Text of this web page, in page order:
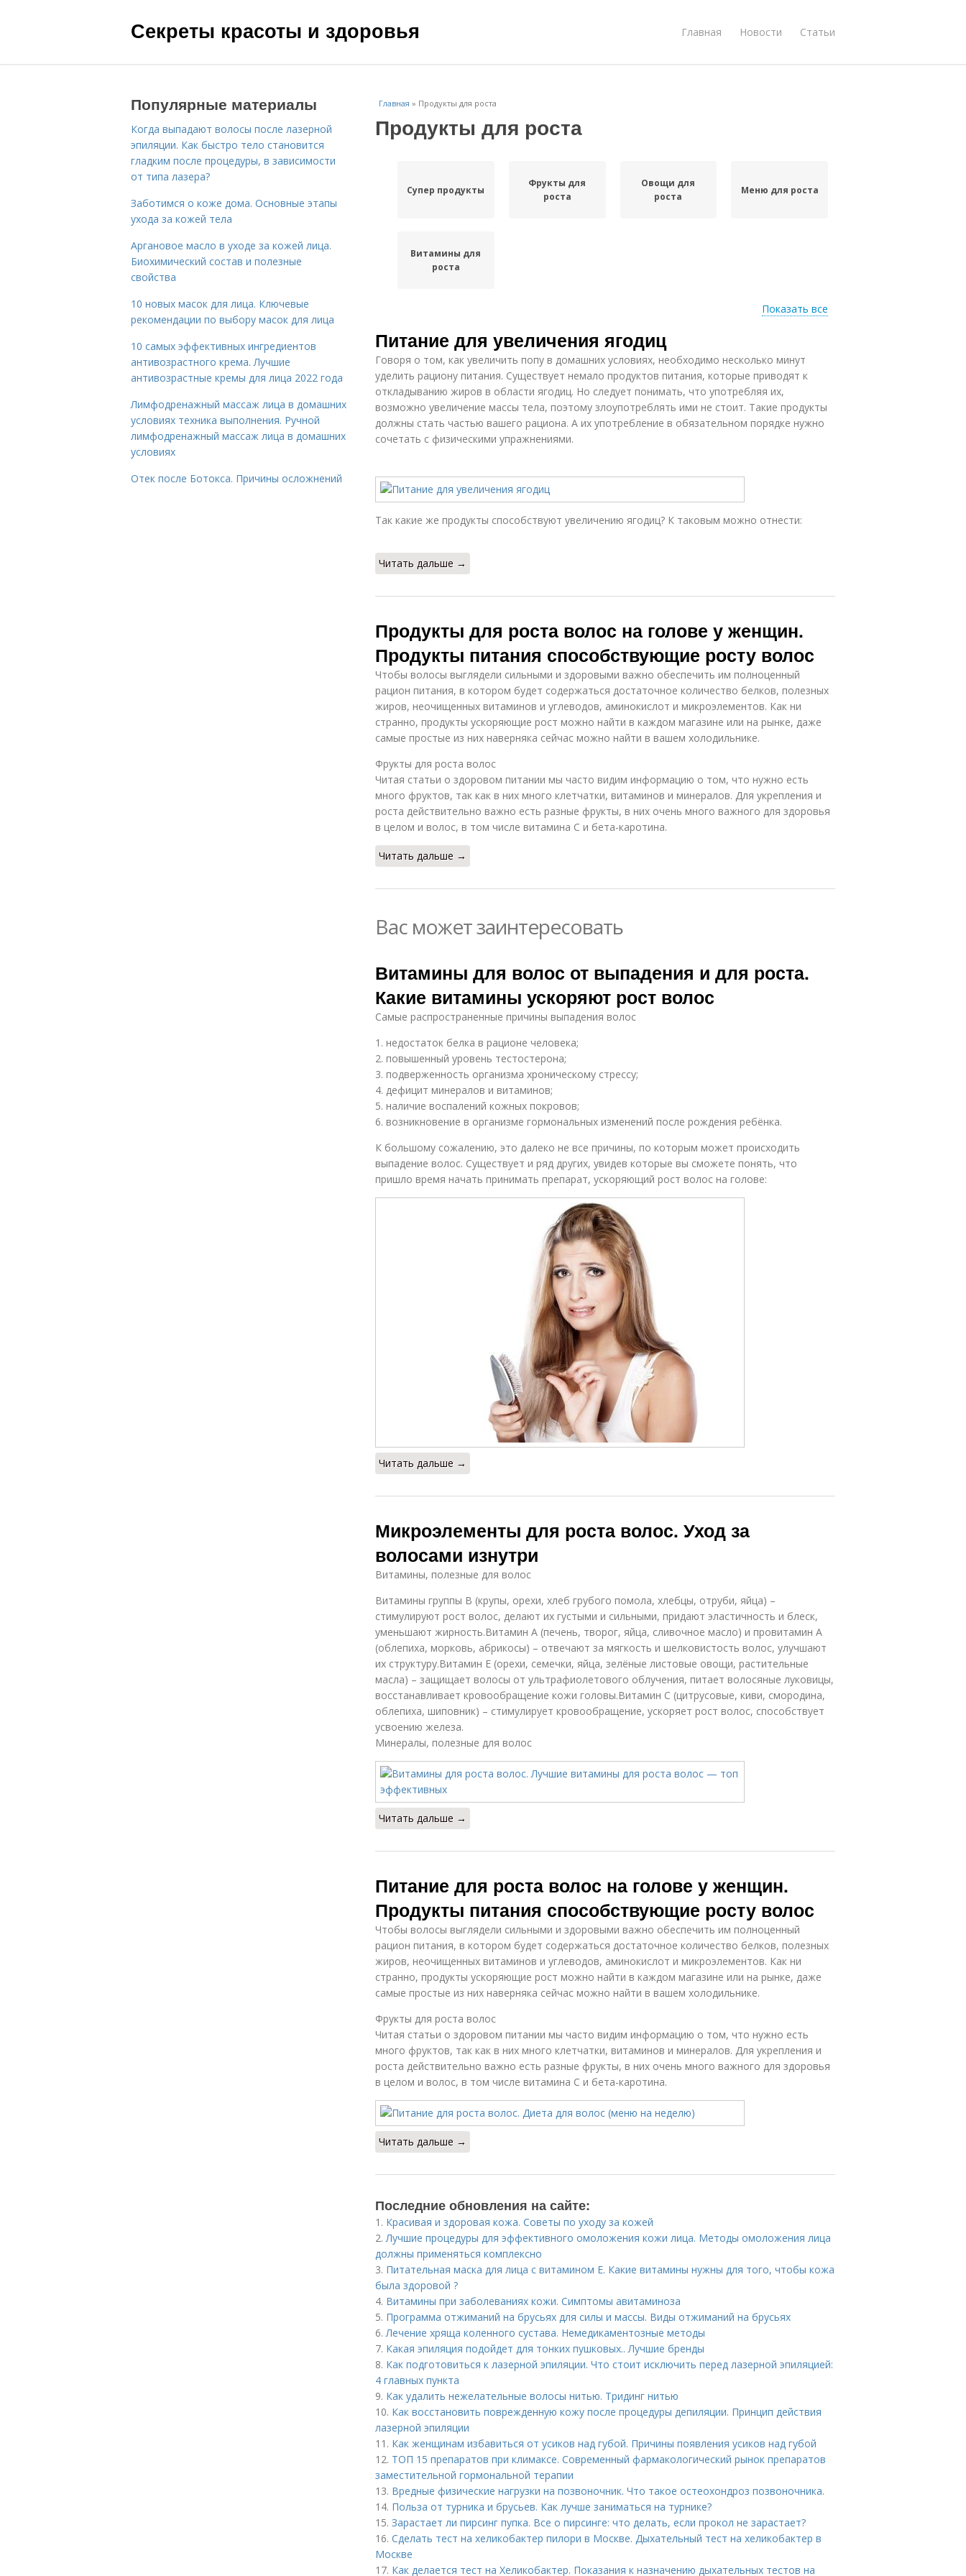
Секреты красоты и здоровья Главная Новости Статьи
Главная » Продукты для роста
Продукты для роста
Супер продукты
Фрукты для
роста
Овощи для
роста
Меню для роста
Витамины для
роста
Показать все
Питание для увеличения ягодиц
Говоря о том, как увеличить попу в домашних условиях, необходимо несколько минут
уделить рациону питания. Существует немало продуктов питания, которые приводят к
откладыванию жиров в области ягодиц. Но следует понимать, что употребляя их,
возможно увеличение массы тела, поэтому злоупотреблять ими не стоит. Такие продукты
должны стать частью вашего рациона. А их употребление в обязательном порядке нужно
сочетать с физическими упражнениями.
Так какие же продукты способствуют увеличению ягодиц? К таковым можно отнести:
Читать дальше →
Продукты для роста волос на голове у женщин.
Продукты питания способствующие росту волос
Чтобы волосы выглядели сильными и здоровыми важно обеспечить им полноценный
рацион питания, в котором будет содержаться достаточное количество белков, полезных
жиров, неочищенных витаминов и углеводов, аминокислот и микроэлементов. Как ни
странно, продукты ускоряющие рост можно найти в каждом магазине или на рынке, даже
самые простые из них наверняка сейчас можно найти в вашем холодильнике.
Фрукты для роста волос
Читая статьи о здоровом питании мы часто видим информацию о том, что нужно есть
много фруктов, так как в них много клетчатки, витаминов и минералов. Для укрепления и
роста действительно важно есть разные фрукты, в них очень много важного для здоровья
в целом и волос, в том числе витамина С и бета-каротина.
Читать дальше →
Вас может заинтересовать
Витамины для волос от выпадения и для роста.
Какие витамины ускоряют рост волос
Самые распространенные причины выпадения волос
1. недостаток белка в рационе человека;
2. повышенный уровень тестостерона;
3. подверженность организма хроническому стрессу;
4. дефицит минералов и витаминов;
5. наличие воспалений кожных покровов;
6. возникновение в организме гормональных изменений после рождения ребёнка.
К большому сожалению, это далеко не все причины, по которым может происходить
выпадение волос. Существует и ряд других, увидев которые вы сможете понять, что
пришло время начать принимать препарат, ускоряющий рост волос на голове:
Читать дальше →
Микроэлементы для роста волос. Уход за
волосами изнутри
Витамины, полезные для волос
Витамины группы B (крупы, орехи, хлеб грубого помола, хлебцы, отруби, яйца) –
стимулируют рост волос, делают их густыми и сильными, придают эластичность и блеск,
уменьшают жирность.Витамин A (печень, творог, яйца, сливочное масло) и провитамин A
(облепиха, морковь, абрикосы) – отвечают за мягкость и шелковистость волос, улучшают
их структуру.Витамин E (орехи, семечки, яйца, зелёные листовые овощи, растительные
масла) – защищает волосы от ультрафиолетового облучения, питает волосяные луковицы,
восстанавливает кровообращение кожи головы.Витамин C (цитрусовые, киви, смородина,
облепиха, шиповник) – стимулирует кровообращение, ускоряет рост волос, способствует
усвоению железа.
Минералы, полезные для волос
Читать дальше →
Питание для роста волос на голове у женщин.
Продукты питания способствующие росту волос
Чтобы волосы выглядели сильными и здоровыми важно обеспечить им полноценный
рацион питания, в котором будет содержаться достаточное количество белков, полезных
жиров, неочищенных витаминов и углеводов, аминокислот и микроэлементов. Как ни
странно, продукты ускоряющие рост можно найти в каждом магазине или на рынке, даже
самые простые из них наверняка сейчас можно найти в вашем холодильнике.
Фрукты для роста волос
Читая статьи о здоровом питании мы часто видим информацию о том, что нужно есть
много фруктов, так как в них много клетчатки, витаминов и минералов. Для укрепления и
роста действительно важно есть разные фрукты, в них очень много важного для здоровья
в целом и волос, в том числе витамина С и бета-каротина.
Читать дальше →
Последние обновления на сайте:
1. Красивая и здоровая кожа. Советы по уходу за кожей
2.Лучшие процедуры для эффективного омоложения кожи лица. Методы омоложения лица
должны применяться комплексно
3. Питательная маска для лица с витамином Е. Какие витамины нужны для того, чтобы кожа
была здоровой ?
4. Витамины при заболеваниях кожи. Симптомы авитаминоза
5. Программа отжиманий на брусьях для силы и массы. Виды отжиманий на брусьях
6.Лечение хряща коленного сустава. Немедикаментозные методы
7. Какая эпиляция подойдет для тонких пушковых.. Лучшие бренды
8. Как подготовиться к лазерной эпиляции. Что стоит исключить перед лазерной эпиляцией:
4 главных пункта
9. Как удалить нежелательные волосы нитью. Тридинг нитью
10. Как восстановить поврежденную кожу после процедуры депиляции. Принцип действия
лазерной эпиляции
11. Как женщинам избавиться от усиков над губой. Причины появления усиков над губой
12. ТОП 15 препаратов при климаксе. Современный фармакологический рынок препаратов
заместительной гормональной терапии
13. Вредные физические нагрузки на позвоночник. Что такое остеохондроз позвоночника.
14. Польза от турника и брусьев. Как лучше заниматься на турнике?
15. Зарастает ли пирсинг пупка. Все о пирсинге: что делать, если прокол не зарастает?
16. Сделать тест на хеликобактер пилори в Москве. Дыхательный тест на хеликобактер в
Москве
17. Как делается тест на Хеликобактер. Показания к назначению дыхательных тестов на
Популярные материалы
Когда выпадают волосы после лазерной
эпиляции. Как быстро тело становится
гладким после процедуры, в зависимости
от типа лазера?
Заботимся о коже дома. Основные этапы
ухода за кожей тела
Аргановое масло в уходе за кожей лица.
Биохимический состав и полезные
свойства
10 новых масок для лица. Ключевые
рекомендации по выбору масок для лица
10 самых эффективных ингредиентов
антивозрастного крема. Лучшие
антивозрастные кремы для лица 2022 года
Лимфодренажный массаж лица в домашних
условиях техника выполнения. Ручной
лимфодренажный массаж лица в домашних
условиях
Отек после Ботокса. Причины осложнений